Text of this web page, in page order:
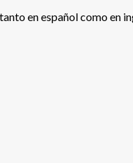
en español como en